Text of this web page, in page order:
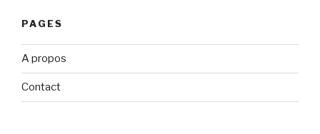
PAGES
A propos
Contact